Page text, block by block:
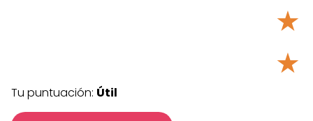
★
★
Tu puntuación: Útil